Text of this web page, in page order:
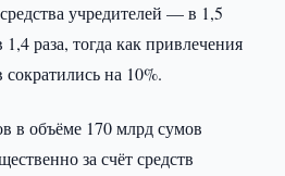
учредителей — в 1,5
раза, тогда как привлечения
на 10%.
в объёме 170 млрд сумов
за счёт средств